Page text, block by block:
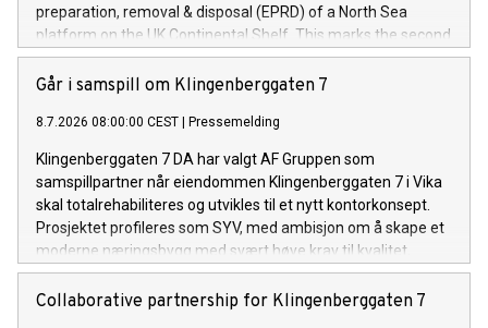
preparation, removal & disposal (EPRD) of a North Sea
platform on the UK Continental Shelf. This marks the second
contract awarded to the consortium within a short
timeframe.
Går i samspill om Klingenberggaten 7
8.7.2026 08:00:00 CEST Pressemelding
Klingenberggaten 7 DA har valgt AF Gruppen som
samspillpartner når eiendommen Klingenberggaten 7 i Vika
skal totalrehabiliteres og utvikles til et nytt kontorkonsept.
Prosjektet profileres som SYV, med ambisjon om å skape et
moderne næringsbygg med svært høye krav til kvalitet,
fleksibilitet og bærekraft.
Collaborative partnership for Klingenberggaten 7